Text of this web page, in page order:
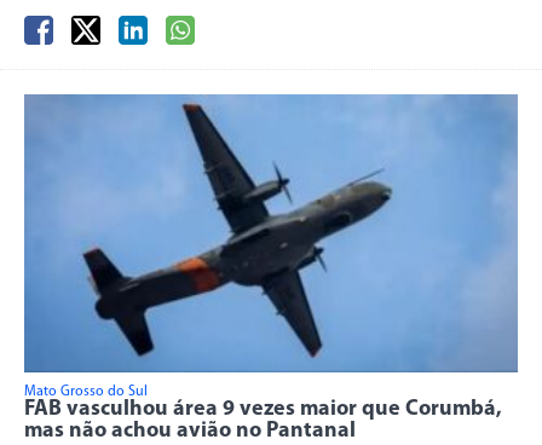
Mato Grosso do Sul
FAB vasculhou área 9 vezes maior que Corumbá,
mas não achou avião no Pantanal